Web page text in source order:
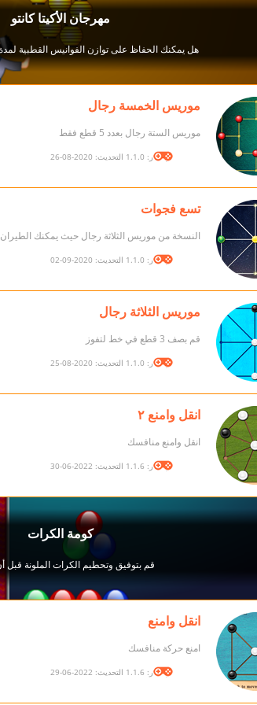
موريس الخمسة رجال
موريس الستة رجال بعدد 5 قطع فقط
الإصدار: 1.1.0 التحديث: 2020-08-26
تسع فجوات
النسخة من موريس الثلاثة رجال حيث يمكنك الطيران
الإصدار: 1.1.0 التحديث: 2020-09-02
موريس الثلاثة رجال
قم بصف 3 قطع في خط لتفوز
الإصدار: 1.1.0 التحديث: 2020-08-25
انقل وامنع ٢
انقل وامنع منافسك
الإصدار: 1.1.6 التحديث: 2022-06-30
انقل وامنع
امنع حركة منافسك
الإصدار: 1.1.6 التحديث: 2022-06-29